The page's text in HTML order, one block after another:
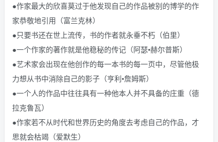
●作家最大的欣喜莫过于他发现自己的作品被别的博学的作
家恭敬地引用（富兰克林）
●只要书还在世上流传，书的作者就永垂不朽（伯里）
●一个作家的著作就是他稳秘的传记（阿瑟•赫尔普斯）
●艺术家会出现在他创作的每一本书的每一页中，尽管他极
力想从书中消除自己的影子（亨利•詹姆斯）
●一个人的作品中往往具有一种他本人并不具备的庄重（德
拉克鲁瓦）
●作家若不从时代和世界历史的角度去考虑自己的作品，才
思就会枯竭（爱默生）